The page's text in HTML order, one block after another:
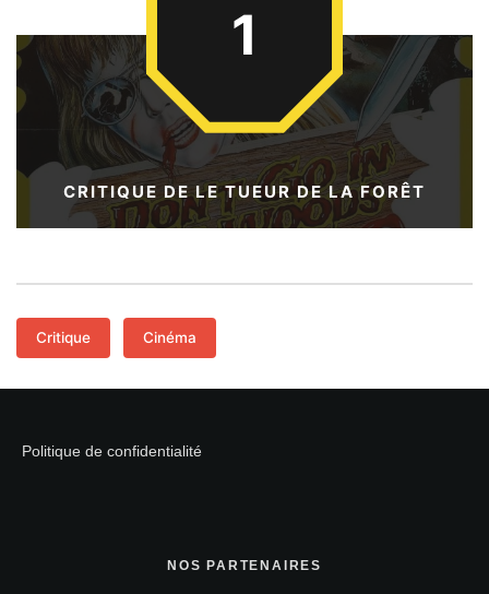
CRITIQUE DE LE TUEUR DE LA FORÊT
1
Critique Cinéma
Politique de confidentialité
NOS PARTENAIRES